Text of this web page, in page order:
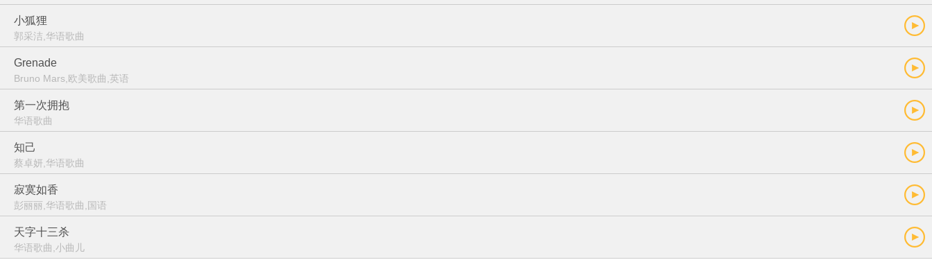
小狐狸
郭采洁,华语歌曲
Grenade
Bruno Mars,欧美歌曲,英语
第一次拥抱
华语歌曲
知己
蔡卓妍,华语歌曲
寂寞如香
彭丽丽,华语歌曲,国语
天字十三杀
华语歌曲,小曲儿